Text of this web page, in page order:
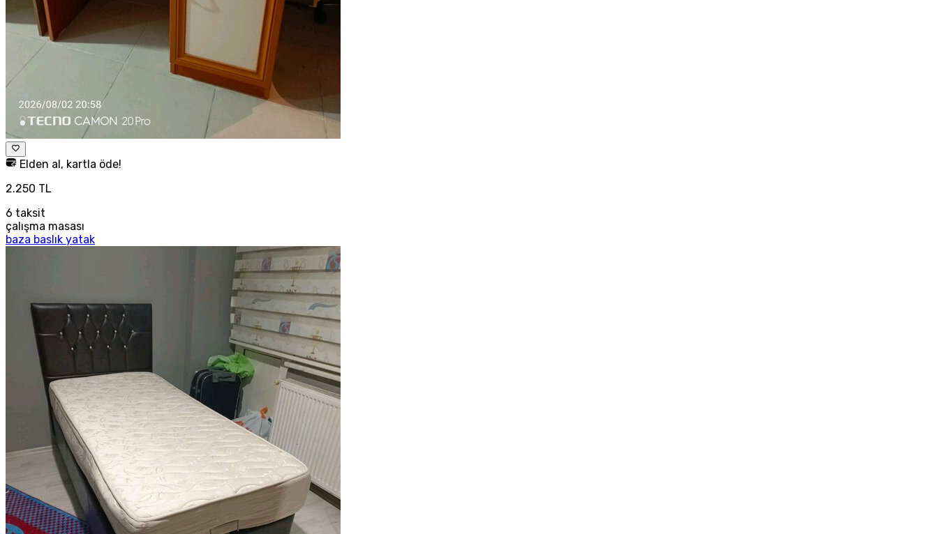
Elden al, kartla öde!
2.250 TL
6 taksit
çalışma masası
baza baslık yatak